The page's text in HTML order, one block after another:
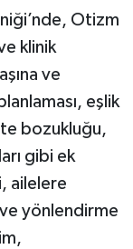
Otizm
klinik
ve
eşlik
bozukluğu,
gibi ek
ailelere
yönlendirme